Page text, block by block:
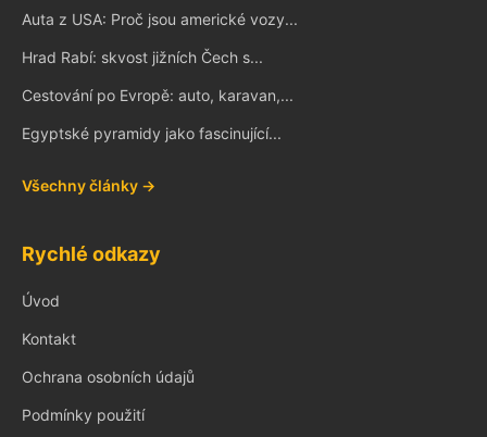
Auta z USA: Proč jsou americké vozy...
Hrad Rabí: skvost jižních Čech s...
Cestování po Evropě: auto, karavan,...
Egyptské pyramidy jako fascinující...
Všechny články →
Rychlé odkazy
Úvod
Kontakt
Ochrana osobních údajů
Podmínky použití